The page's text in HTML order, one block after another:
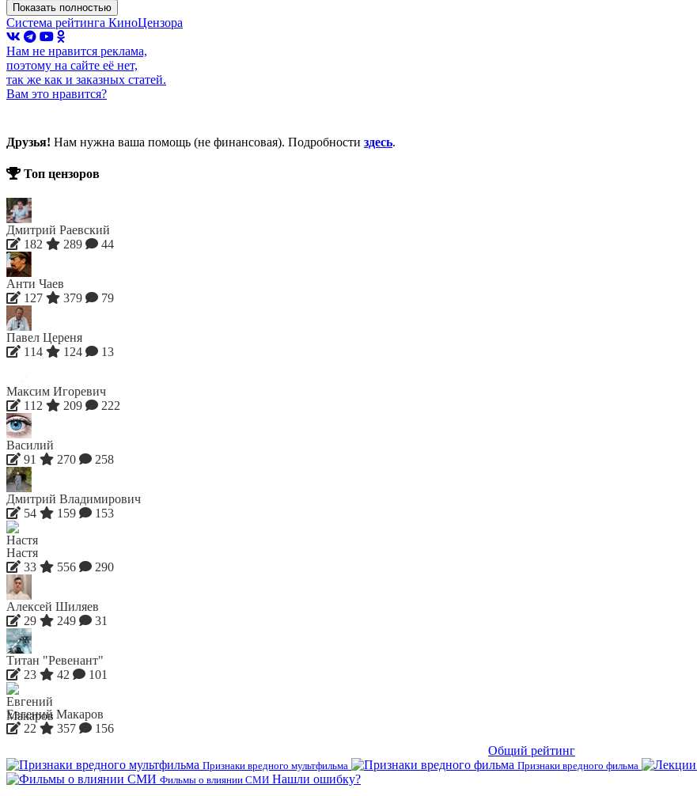
Показать полностью
Система рейтинга КиноЦензора
Нам не нравится реклама,
поэтому на сайте её нет,
так же как и заказных статей.
Вам это нравится?
Друзья! Нам нужна ваша помощь (не финансовая). Подробности здесь.
Топ цензоров
Дмитрий Раевский
182
289 44
Анти Чаев
127
379 79
Павел Цереня
114
124 13
Максим Игоревич
112
209 222
Василий
91
270 258
Дмитрий Владимирович
54
159 153
Настя
33
556 290
Алексей Шиляев
29
249 31
Титан "Ревенант"
23
42 101
Евгений Макаров
22
357
156
Общий рейтинг
Признаки вредного мультфильма Признаки вредного фильма
Фильмы о влиянии СМИ Нашли ошибку?